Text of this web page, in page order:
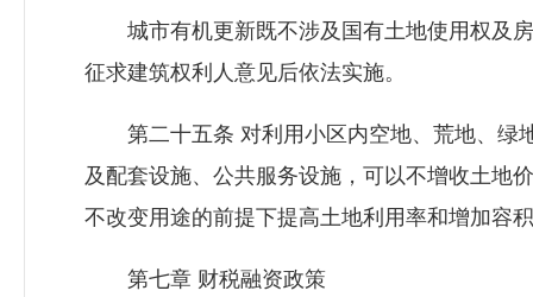
城市有机更新既不涉及国有土地使用权及房
征求建筑权利人意见后依法实施。
第二十五条 对利用小区内空地、荒地、绿
及配套设施、公共服务设施，可以不增收土地
不改变用途的前提下提高土地利用率和增加容
第七章 财税融资政策